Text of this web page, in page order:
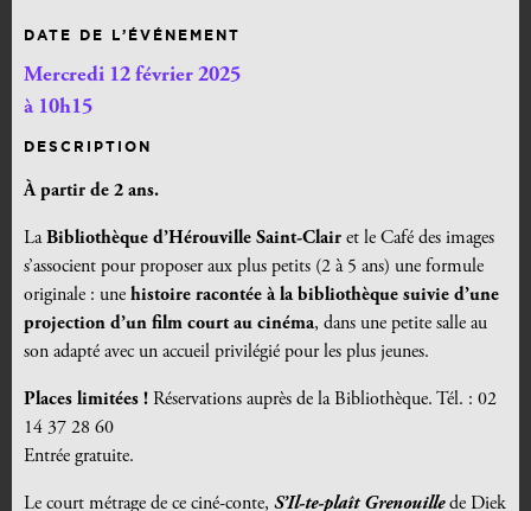
DATE DE L’ÉVÉNEMENT
Mercredi 12 février 2025
à 10h15
DESCRIPTION
À partir de 2 ans.
LaBibliothèque d’Hérouville Saint-Clair et le Café des images
s’associent pour proposer aux plus petits (2 à 5 ans) une formule
originale : une histoire racontée à la bibliothèque suivie d’une
projection d’un film court au cinéma, dans une petite salle au
son adapté avec un accueil privilégié pour les plus jeunes.
Places limitées ! Réservations auprès de la Bibliothèque. Tél. : 02
14 37 28 60
Entrée gratuite.
Le court métrage de ce ciné-conte, S’Il-te-plaît Grenouillede Diek